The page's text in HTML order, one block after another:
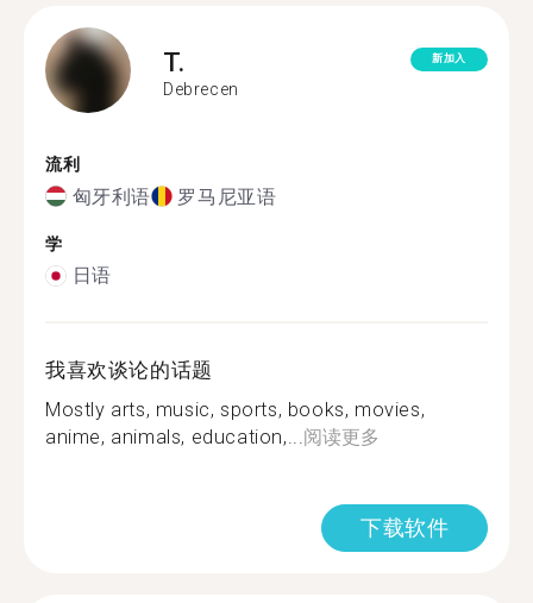
T.
Debrecen
新加入
流利
匈牙利语 罗马尼亚语
学
日语
我喜欢谈论的话题
Mostly arts, music, sports, books, movies,
anime, animals, education,...阅读更多
下载软件